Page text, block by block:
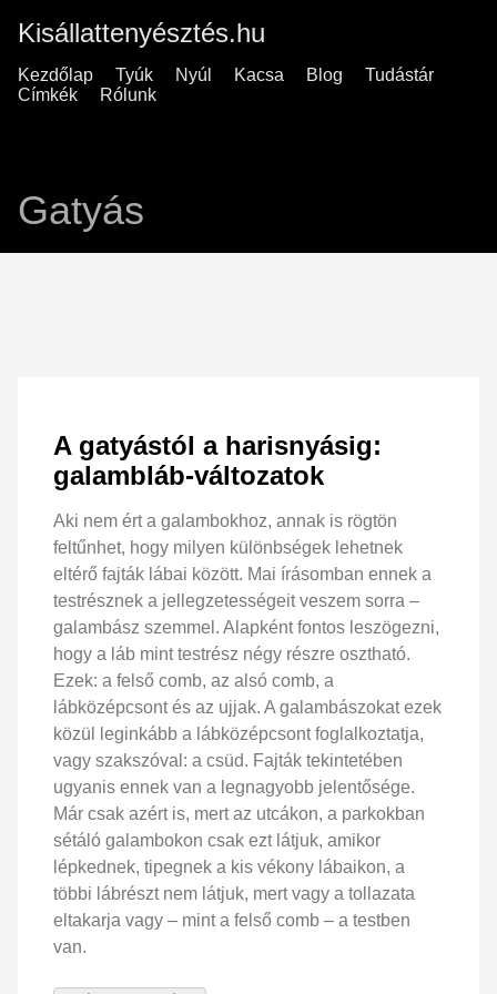
Kisállattenyésztés.hu
Kezdőlap Tyúk Nyúl Kacsa Blog
Tudástár
Címkék
Rólunk
Gatyás
A gatyástól a harisnyásig:
galambláb-változatok
Aki nem ért a galambokhoz, annak is rögtön
feltűnhet, hogy milyen különbségek lehetnek
eltérő fajták lábai között. Mai írásomban ennek a
testrésznek a jellegzetességeit veszem sorra –
galambász szemmel. Alapként fontos leszögezni,
hogy a láb mint testrész négy részre osztható.
Ezek: a felső comb, az alsó comb, a
lábközépcsont és az ujjak. A galambászokat ezek
közül leginkább a lábközépcsont foglalkoztatja,
vagy szakszóval: a csüd. Fajták tekintetében
ugyanis ennek van a legnagyobb jelentősége.
Már csak azért is, mert az utcákon, a parkokban
sétáló galambokon csak ezt látjuk, amikor
lépkednek, tipegnek a kis vékony lábaikon, a
többi lábrészt nem látjuk, mert vagy a tollazata
eltakarja vagy – mint a felső comb – a testben
van.